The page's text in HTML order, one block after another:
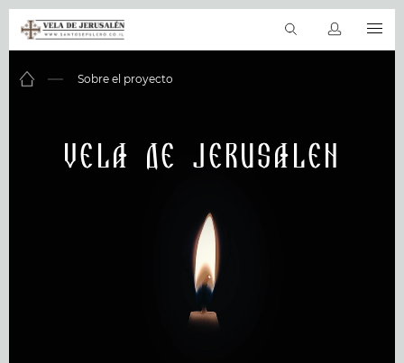
Viajes virtuales La Biblia en línea
ES
Sobre el proyecto
Vela De Jerusalen